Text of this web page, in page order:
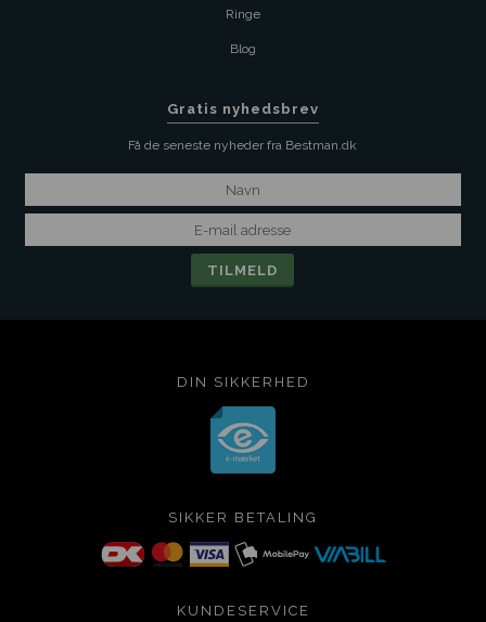
Ringe
Blog
Gratis nyhedsbrev
Få de seneste nyheder fra Bestman.dk
DIN SIKKERHED
SIKKER BETALING
KUNDESERVICE